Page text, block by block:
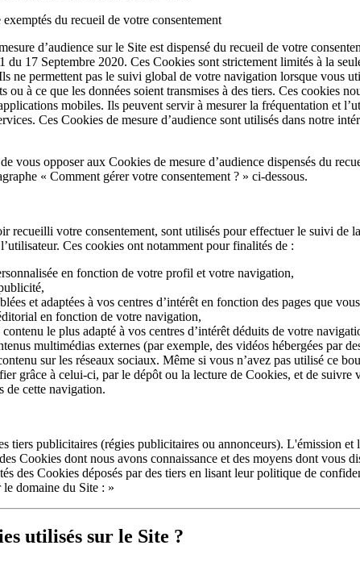
exemptés du recueil de votre consentement
d’audience sur le Site est dispensé du recueil de votre
17 Septembre 2020. Ces Cookies sont strictement limités à la
ne permettent pas le suivi global de votre navigation lorsque vous
ou à ce que les données soient transmises à des tiers. Ces
mobiles. Ils peuvent servir à mesurer la fréquentation et
Ces Cookies de mesure d’audience sont utilisés dans notre
vous opposer aux Cookies de mesure d’audience dispensés du
« Comment gérer votre consentement ? » ci-dessous.
recueilli votre consentement, sont utilisés pour effectuer le suivi
Ces cookies ont notamment pour finalités de :
en fonction de votre profil et votre navigation,
et adaptées à vos centres d’intérêt en fonction des pages que
en fonction de votre navigation,
le plus adapté à vos centres d’intérêt déduits de votre
multimédias externes (par exemple, des vidéos hébergées par
sur les réseaux sociaux. Même si vous n’avez pas utilisé ce
grâce à celui-ci, par le dépôt ou la lecture de Cookies, et de
de cette navigation.
tiers publicitaires (régies publicitaires ou annonceurs). L'émission
Cookies dont nous avons connaissance et des moyens dont vous
des Cookies déposés par des tiers en lisant leur politique de
le domaine du Site : »
utilisés sur le Site ?